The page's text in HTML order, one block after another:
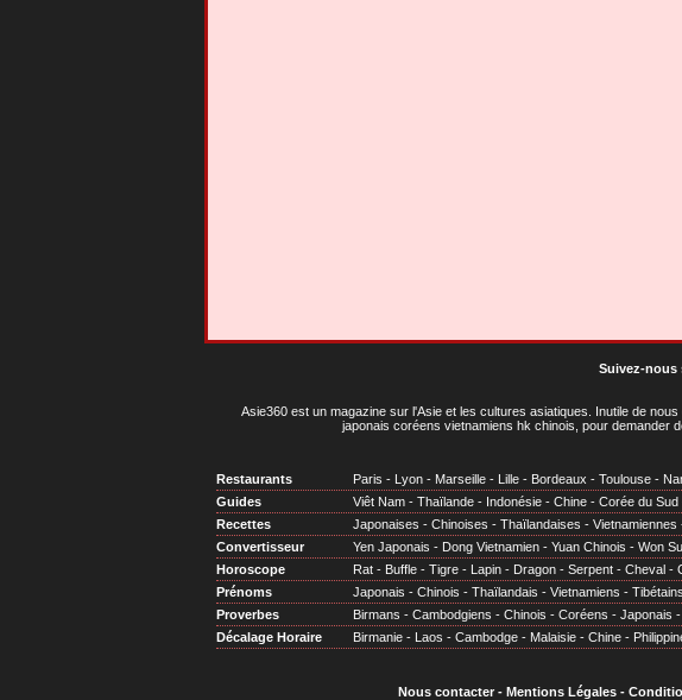
Suivez-nous
Asie360 est un magazine sur l'Asie et les cultures asiatiques . Inutile de
japonais coréens vietnamiens hk chinois, pour demander
Restaurants Paris - Lyon - Marseille - Lille - Bordeaux - Toulouse -
Guides
Viêt Nam - Thaïlande - Indonésie - Chine - Corée du Sud
Recettes
Japonaises - Chinoises - Thaïlandaises - Vietnamiennes
Convertisseur
Yen Japonais - Dong Vietnamien - Yuan Chinois - Won
Horoscope
Rat - Buffle - Tigre - Lapin - Dragon - Serpent - Cheval -
Prénoms
Japonais - Chinois - Thaïlandais - Vietnamiens - Tibétains
Proverbes
Birmans - Cambodgiens - Chinois - Coréens - Japonais -
Décalage Horaire
Birmanie - Laos - Cambodge - Malaisie - Chine -
Nous contacter- Mentions Légales-